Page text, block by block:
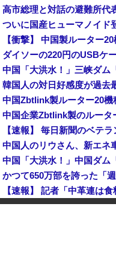
ダイソーの220円のUSBケ
【速報】 毎日新聞のベテ